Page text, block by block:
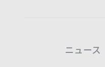
ニュース